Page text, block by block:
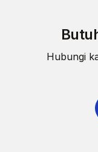
Hubungi